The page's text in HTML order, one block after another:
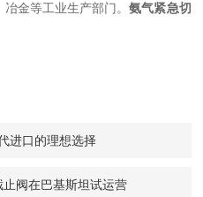
冶金等工业生产部门。氨气紧急切
进口的理想选择
阀在巴基斯坦试运营